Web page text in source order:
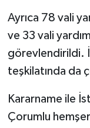
Ayrıca 78 vali
ve 33 vali
görevlendirildi.
teşkilatında da
Kararname ile
Çorumlu